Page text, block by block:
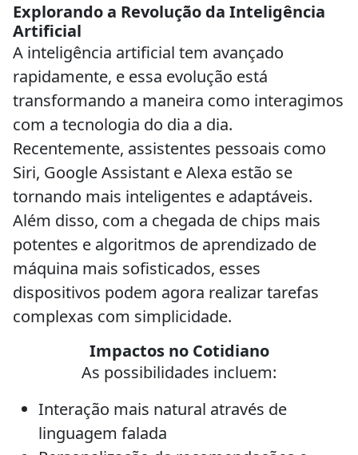
Explorando a Revolução da Inteligência
Artificial
A inteligência artificial tem avançado
rapidamente, e essa evolução está
transformando a maneira como interagimos
com a tecnologia do dia a dia.
Recentemente, assistentes pessoais como
Siri, Google Assistant e Alexa estão se
tornando mais inteligentes e adaptáveis.
Além disso, com a chegada de chips mais
potentes e algoritmos de aprendizado de
máquina mais sofisticados, esses
dispositivos podem agora realizar tarefas
complexas com simplicidade.
Impactos no Cotidiano
As possibilidades incluem:
Interação mais natural através de
linguagem falada